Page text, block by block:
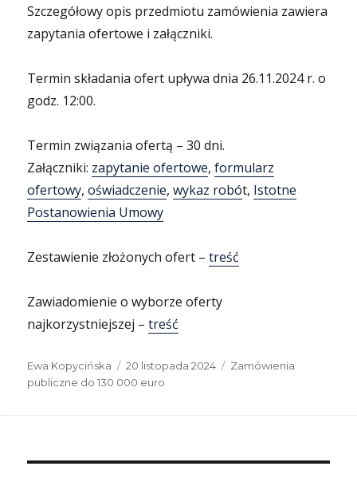
Szczegółowy opis przedmiotu zamówienia zawiera
zapytania ofertowe i załączniki.
Termin składania ofert upływa dnia 26.11.2024 r. o
godz. 12:00.
Termin związania ofertą – 30 dni.
Załączniki: zapytanie ofertowe,formularz
ofertowy,oświadczenie,wykaz robót, Istotne
Postanowienia Umowy
Zestawienie złożonych ofert –treść
Zawiadomienie o wyborze oferty
najkorzystniejszej –treść
Autor
Ewa Kopycińska
Data
publikacji
20 listopada 2024 Kategorie
Zamówienia
publiczne do 130 000 euro